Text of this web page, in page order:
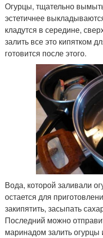
Огурцы, тщательно
эстетичнее
кладутся в середине,
залить все это кипятком
готовится после этого.
Вода, которой заливали
остается для
закипятить, засыпать
Последний можно
маринадом залить огурцы